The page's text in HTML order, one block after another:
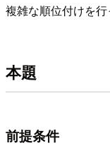
複雑な順位付けを行
本題
前提条件